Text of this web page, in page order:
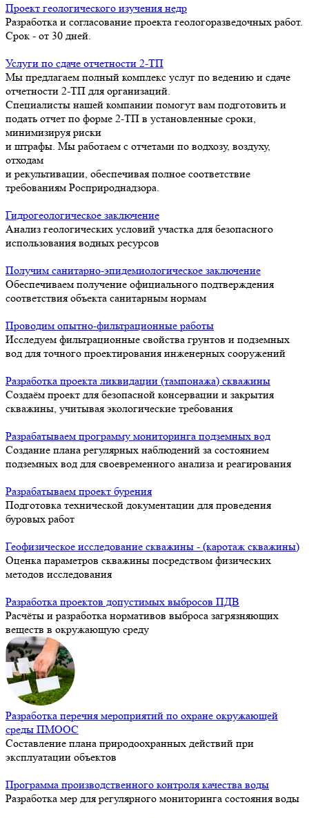
Проект геологического изучения недр
Разработка и согласование проекта геологоразведочных работ.
Срок - от 30 дней.
Услуги по сдаче отчетности 2-ТП
Мы предлагаем полный комплекс услуг по ведению и сдаче
отчетности 2-ТП для организаций.
Специалисты нашей компании помогут вам подготовить и
подать отчет по форме 2-ТП в установленные сроки,
минимизируя риски
и штрафы. Мы работаем с отчетами по водхозу, воздуху,
отходам
и рекультивации, обеспечивая полное соответствие
требованиям Росприроднадзора.
Гидрогеологическое заключение
Анализ геологических условий участка для безопасного
использования водных ресурсов
Получим санитарно-эпидемиологическое заключение
Обеспечиваем получение официального подтверждения
соответствия объекта санитарным нормам
Проводим опытно-фильтрационные работы
Исследуем фильтрационные свойства грунтов и подземных
вод для точного проектирования инженерных сооружений
Разработка проекта ликвидации (тампонажа) скважины
Создаём проект для безопасной консервации и закрытия
скважины, учитывая экологические требования
Разрабатываем программу мониторинга подземных вод
Создание плана регулярных наблюдений за состоянием
подземных вод для своевременного анализа и реагирования
Разрабатываем проект бурения
Подготовка технической документации для проведения
буровых работ
Геофизическое исследование скважины - (каротаж скважины)
Оценка параметров скважины посредством физических
методов исследования
Разработка проектов допустимых выбросов ПДВ
Расчёты и разработка нормативов выброса загрязняющих
веществ в окружающую среду
Разработка перечня мероприятий по охране окружающей
среды ПМООС
Составление плана природоохранных действий при
эксплуатации объектов
Программа производственного контроля качества воды
Разработка мер для регулярного мониторинга состояния воды